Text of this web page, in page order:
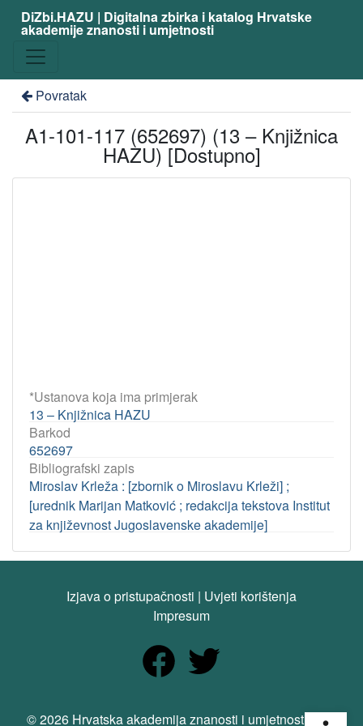
DiZbi.HAZU | Digitalna zbirka i katalog Hrvatske
akademije znanosti i umjetnosti
Povratak
A1-101-117 (652697) (13 – Knjižnica
HAZU) [Dostupno]
*Ustanova koja ima primjerak
13 – Knjižnica HAZU
Barkod
652697
Bibliografski zapis
Miroslav Krleža : [zbornik o Miroslavu Krleži] ;
[urednik Marijan Matković ; redakcija tekstova Institut
za književnost Jugoslavenske akademije]
Izjava o pristupačnosti | Uvjeti korištenja
Impresum
© 2026 Hrvatska akademija znanosti i umjetnosti. Sva